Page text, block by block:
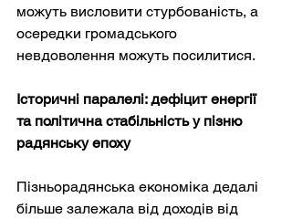
можуть висловити стурбованість, а
осередки громадського
невдоволення можуть посилитися.
Історичні паралелі: дефіцит енергії
та політична стабільність у пізню
радянську епоху
Пізньорадянська економіка дедалі
більше залежала від доходів від